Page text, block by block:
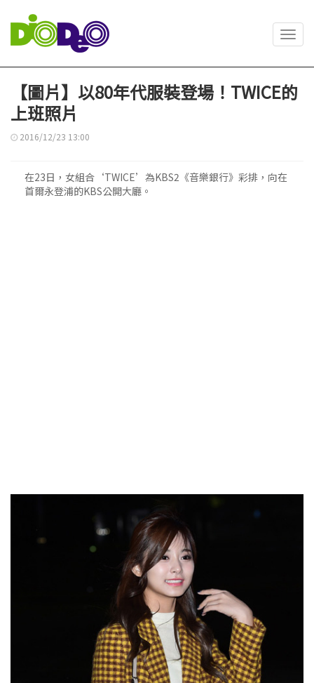
【圖片】以80年代服裝登場！TWICE的
上班照片
2016/12/23 13:00
在23日，女組合‘TWICE’為KBS2《音樂銀行》彩排，向在
首爾永登浦的KBS公開大廳。